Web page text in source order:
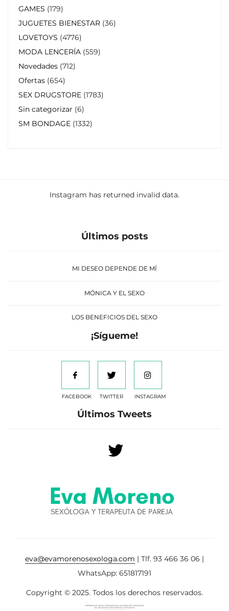
GAMES 179
JUGUETES BIENESTAR 36
LOVETOYS 4776
MODA LENCERÍA 559
Novedades 712
Ofertas 654
SEX DRUGSTORE 1783
Sin categorizar 6
SM BONDAGE 1332
Instagram has returned invalid data.
Últimos posts
MI DESEO DEPENDE DE MÍ
MÓNICA Y EL SEXO
LOS BENEFICIOS DEL SEXO
¡Sígueme!
FACEBOOK TWITTER INSTAGRAM
Últimos Tweets
eva@evamorenosexologa.com | Tlf. 93 466 36 06 |
WhatsApp: 651817191
Copyright © 2025. Todos los derechos reservados.